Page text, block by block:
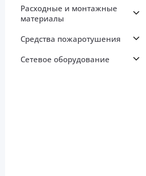
Расходные и монтажные
материалы
Средства пожаротушения
Сетевое оборудование